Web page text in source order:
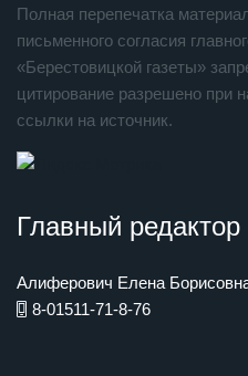
Полная перепечатка
письменного согласия
«Берестовицкой газеты»
цитирование разрешено при
ссылки на источник.
Главный редактор
Алиферович Елена
8-01511-71-8-76